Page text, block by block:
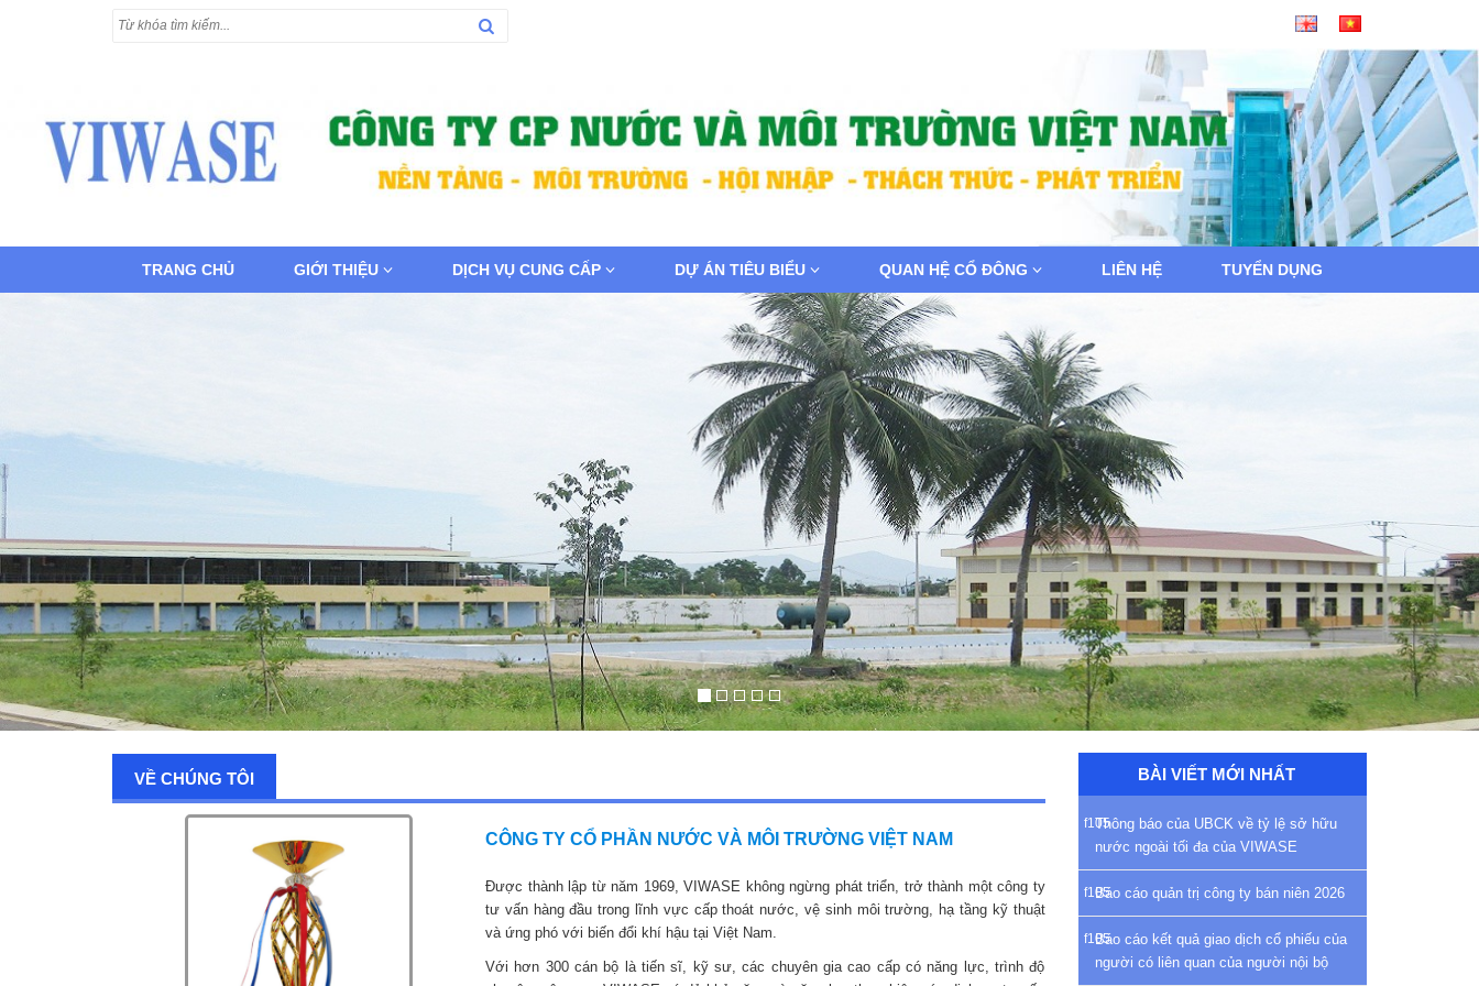
TRANG CHỦ GIỚI THIỆU DỊCH VỤ CUNG CẤP DỰ ÁN TIÊU BIỂU QUAN HỆ CỔ ĐÔNG LIÊN HỆ TUYỂN DỤNG
VỀ CHÚNG TÔI
CÔNG TY CỔ PHẦN NƯỚC VÀ MÔI TRƯỜNG VIỆT NAM
Được thành lập từ năm 1969, VIWASE không ngừng phát triển, trở thành một công ty
tư vấn hàng đầu trong lĩnh vực cấp thoát nước, vệ sinh môi trường, hạ tầng kỹ thuật
và ứng phó với biến đổi khí hậu tại Việt Nam.
Với hơn 300 cán bộ là tiến sĩ, kỹ sư, các chuyên gia cao cấp có năng lực, trình độ
BÀI VIẾT MỚI NHẤT
Thông báo của UBCK về tỷ lệ sở hữu
nước ngoài tối đa của VIWASE
Báo cáo quản trị công ty bán niên 2026
Báo cáo kết quả giao dịch cổ phiếu của
người có liên quan của người nội bộ